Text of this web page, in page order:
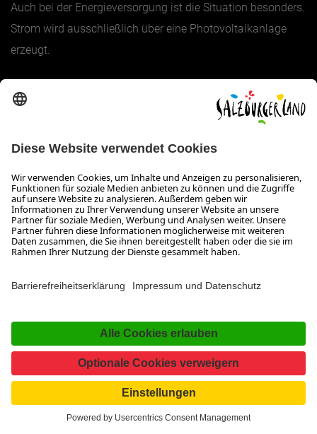
Auch bei der Energieversorgung ist die Situation besonders.
Strom wird ausschließlich über eine Photovoltaikanlage
erzeugt.
nicht selbstverständlich. Während viele touristische
Bergbetriebe von Seilbahnen profitieren, lebt die
Bleckwandhütte ausschließlich von Wanderern und
Tagesgästen. Das Wetter spielt dabei eine entscheidende
Rolle. Bei Schönwetter ist die Terrasse voll, bei Regen